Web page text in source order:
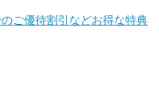
ご優待割引などお得な特典